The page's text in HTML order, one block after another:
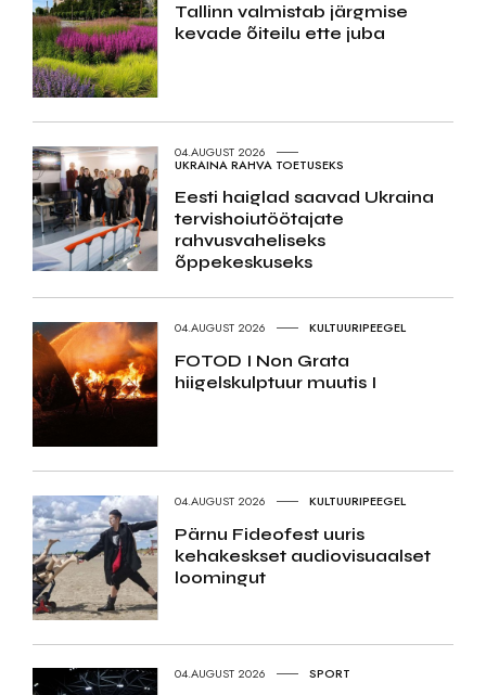
Tallinn valmistab järgmise
kevade õiteilu ette juba
04.AUGUST 2026
UKRAINA RAHVA TOETUSEKS
Eesti haiglad saavad Ukraina
tervishoiutöötajate
rahvusvaheliseks
õppekeskuseks
04.AUGUST 2026 KULTUURIPEEGEL
FOTOD I Non Grata
hiigelskulptuur muutis I
04.AUGUST 2026 KULTUURIPEEGEL
Pärnu Fideofest uuris
kehakeskset audiovisuaalset
loomingut
04.AUGUST 2026 SPORT